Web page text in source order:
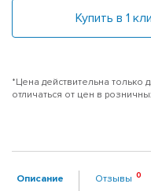
Купить в 1
*Цена действительна только
отличаться от цен в
Описание Отзывы